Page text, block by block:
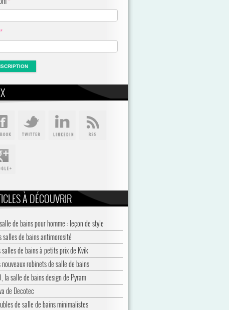
*
À DÉCOUVRIR
de bains pour homme : leçon de style
salles de bains antimorosité
salles de bains à petits prix de Kvik
nouveaux robinets de salle de bains
la salle de bains design de Pyram
de Decotec
de salle de bains minimalistes